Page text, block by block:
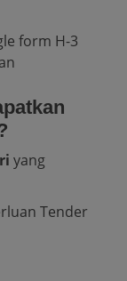
form H-3
yang
Tender